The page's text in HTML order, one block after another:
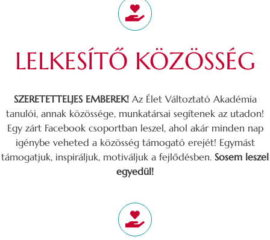
LELKESÍTŐ KÖZÖSSÉG
SZERETETTELJES EMBEREK!Az Élet Változtató Akadémia
tanulói, annak közössége, munkatársai segítenek az utadon!
Egy zárt Facebook csoportban leszel, ahol akár minden nap
igénybe veheted a közösség támogató erejét! Egymást
támogatjuk, inspiráljuk, motiváljuk a fejlődésben. Sosem leszel
egyedül!